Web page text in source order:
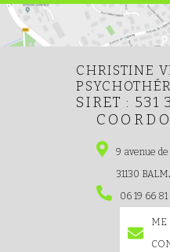
CHRISTINE
SIRET : 531
9 avenue
31130
06 19 66
ME